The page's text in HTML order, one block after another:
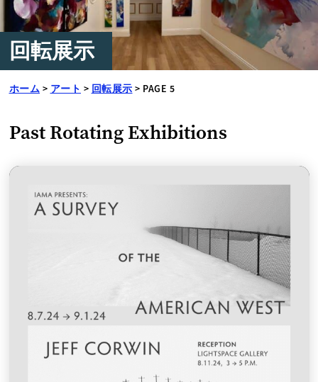
回転展示
ホーム > アート > 回転展示 > PAGE 5
Past Rotating Exhibitions